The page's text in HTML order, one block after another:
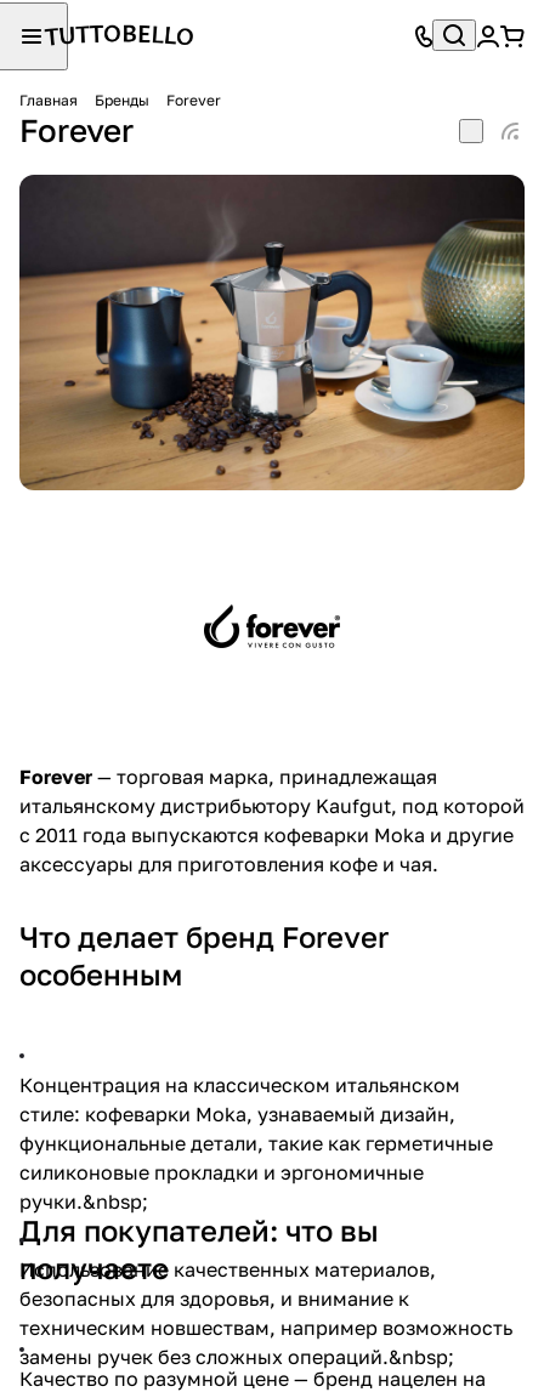
Главная Бренды Forever
Forever
Forever — торговая марка, принадлежащая
итальянскому дистрибьютору Kaufgut, под которой
с 2011 года выпускаются кофеварки Moka и другие
аксессуары для приготовления кофе и чая.
Что делает бренд Forever
особенным
Концентрация на классическом итальянском
стиле: кофеварки Moka, узнаваемый дизайн,
функциональные детали, такие как герметичные
силиконовые прокладки и эргономичные
ручки.&nbsp;
Использование качественных материалов,
безопасных для здоровья, и внимание к
техническим новшествам, например возможность
замены ручек без сложных операций.&nbsp;
Для покупателей: что вы
получаете
Качество по разумной цене — бренд нацелен на